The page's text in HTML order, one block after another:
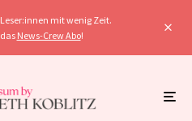
mit wenig Zeit.
News-Crew Abo!